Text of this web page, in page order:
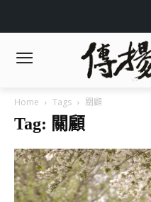
Home Tags 關顧
Tag: 關顧